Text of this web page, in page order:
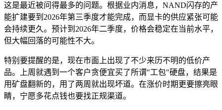
这是最近被问得最多的问题。根据业内消息，NAND闪存的产
能扩建要到2026年第三季度才能完成，而显卡的供应紧张可能
会持续更久。预计到2026年二季度，价格会稳定在当前水平，
但大幅回落的可能性不大。
特别要提醒的是，现在市面上出现了不少来历不明的低价产
品。上周就遇到一个客户贪便宜买了所谓"工包"硬盘，结果是
用矿盘翻新的，用了两周就出现坏道。在涨价时期更要擦亮眼
睛，宁愿多花点钱也要找正规渠道。